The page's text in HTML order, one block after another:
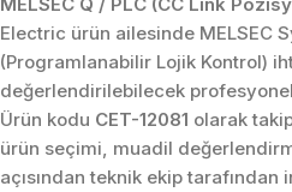
Electric ürün ailesinde MELSEC
(Programlanabilir Lojik Kontrol)
değerlendirilebilecek
Ürün kodu CET-12081 olarak
ürün seçimi, muadil
açısından teknik ekip